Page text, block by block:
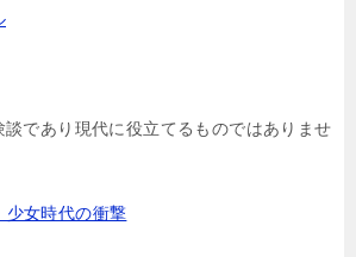
であり現代に役立てるものではありませ
少女時代の衝撃